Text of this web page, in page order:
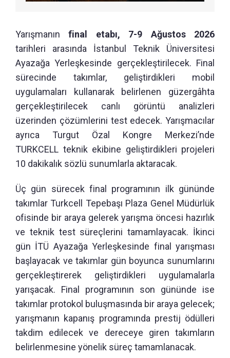
Yarışmanınfinal etabı, 7-9 Ağustos 2026
tarihleri arasında İstanbul Teknik Üniversitesi
Ayazağa Yerleşkesinde gerçekleştirilecek. Final
sürecinde takımlar, geliştirdikleri mobil
uygulamaları kullanarak belirlenen güzergâhta
gerçekleştirilecek canlı görüntü analizleri
üzerinden çözümlerini test edecek. Yarışmacılar
ayrıca Turgut Özal Kongre Merkezi’nde
TURKCELL teknik ekibine geliştirdikleri projeleri
10 dakikalık sözlü sunumlarla aktaracak.
Üç gün sürecek final programının ilk gününde
takımlar Turkcell Tepebaşı Plaza Genel Müdürlük
ofisinde bir araya gelerek yarışma öncesi hazırlık
ve teknik test süreçlerini tamamlayacak. İkinci
gün İTÜ Ayazağa Yerleşkesinde final yarışması
başlayacak ve takımlar gün boyunca sunumlarını
gerçekleştirerek geliştirdikleri uygulamalarla
yarışacak. Final programının son gününde ise
takımlar protokol buluşmasında bir araya gelecek;
yarışmanın kapanış programında prestij ödülleri
takdim edilecek ve dereceye giren takımların
belirlenmesine yönelik süreç tamamlanacak.